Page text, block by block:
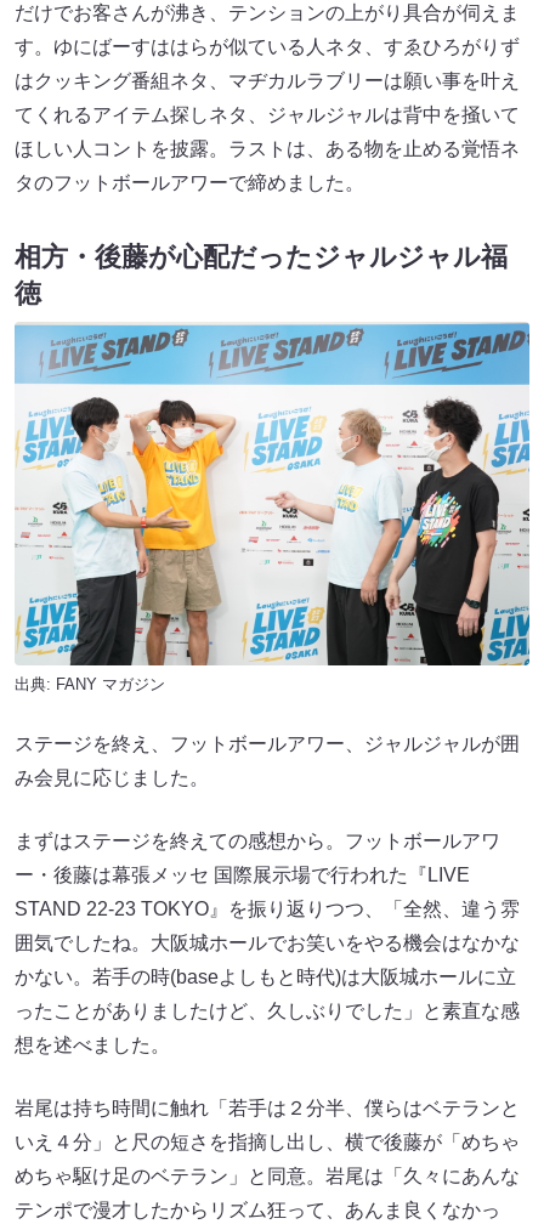
だけでお客さんが沸き、テンションの上がり具合が伺えま
す。ゆにばーすははらが似ている人ネタ、すゑひろがりず
はクッキング番組ネタ、マヂカルラブリーは願い事を叶え
てくれるアイテム探しネタ、ジャルジャルは背中を掻いて
ほしい人コントを披露。ラストは、ある物を止める覚悟ネ
タのフットボールアワーで締めました。
相方・後藤が心配だったジャルジャル福
徳
出典: FANY マガジン
ステージを終え、フットボールアワー、ジャルジャルが囲
み会見に応じました。
まずはステージを終えての感想から。フットボールアワ
ー・後藤は幕張メッセ 国際展示場で行われた『LIVE
STAND 22-23 TOKYO』を振り返りつつ、「全然、違う雰
囲気でしたね。大阪城ホールでお笑いをやる機会はなかな
かない。若手の時(baseよしもと時代)は大阪城ホールに立
ったことがありましたけど、久しぶりでした」と素直な感
想を述べました。
岩尾は持ち時間に触れ「若手は２分半、僕らはベテランと
いえ４分」と尺の短さを指摘し出し、横で後藤が「めちゃ
めちゃ駆け足のベテラン」と同意。岩尾は「久々にあんな
テンポで漫才したからリズム狂って、あんま良くなかっ